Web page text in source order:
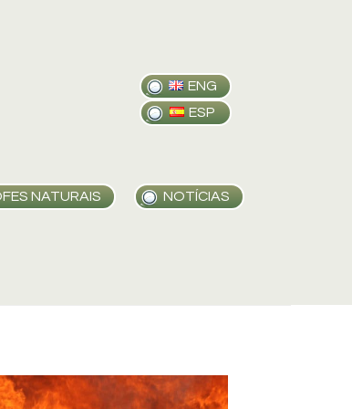
ENG
ESP
NATURAIS
NOTÍCIAS